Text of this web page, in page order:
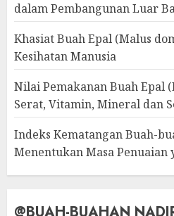
dalam Pembangunan Luar
Khasiat Buah Epal (Malus
Kesihatan Manusia
Nilai Pemakanan Buah Epal
Serat, Vitamin, Mineral dan
Indeks Kematangan Buah-
Menentukan Masa Penuaian